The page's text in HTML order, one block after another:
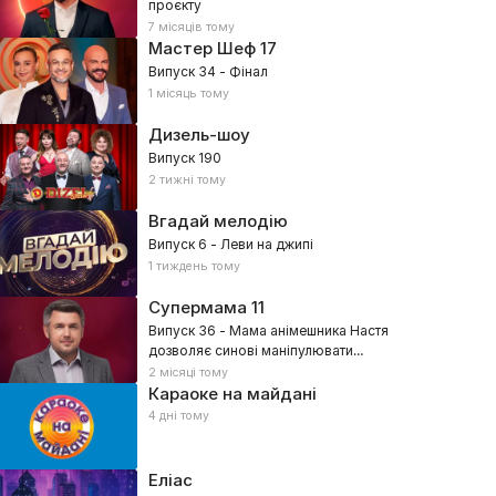
проєкту
7 місяців тому
Мастер Шеф17
Випуск 34 - Фінал
1 місяць тому
Дизель-шоу
Випуск 190
2 тижні тому
Вгадай мелодію
Випуск 6 - Леви на джипі
1 тиждень тому
Супермама 11
Випуск 36 - Мама анімешника Настя
дозволяє синові маніпулювати
собою?
2 місяці тому
Караоке на майдані
4 дні тому
Еліас